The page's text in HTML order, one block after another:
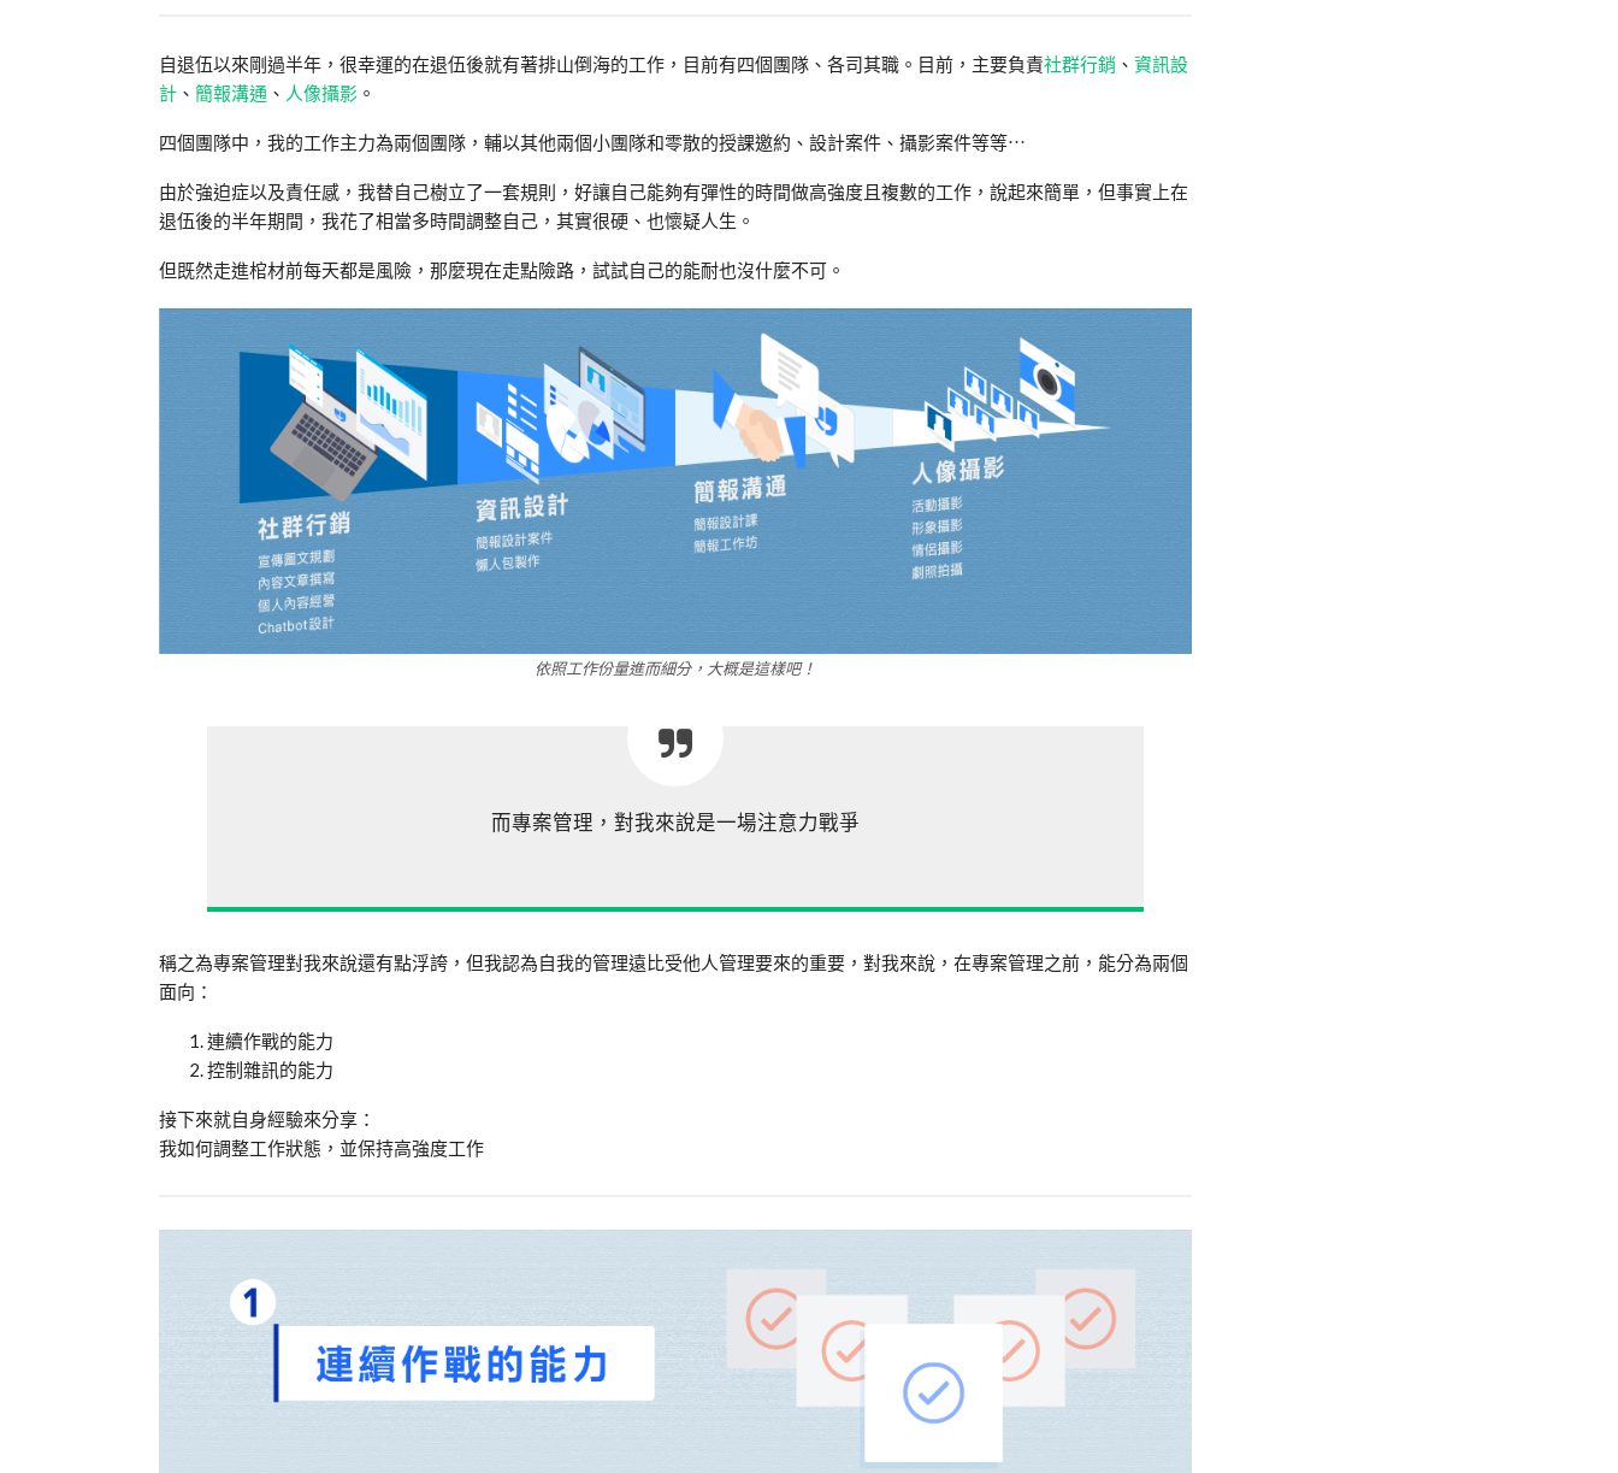
自退伍以來剛過半年，很幸運的在退伍後就有著排山倒海的工作，目前有四個團隊、各司其職。目前，主要負責社群行銷 、 資訊設
計 、 簡報溝通 、 人像攝影 。
四個團隊中，我的工作主力為兩個團隊，輔以其他兩個小團隊和零散的授課邀約、設計案件、攝影案件等等⋯
由於強迫症以及責任感，我替自己樹立了一套規則，好讓自己能夠有彈性的時間做高強度且複數的工作，說起來簡單，但事實上在
退伍後的半年期間，我花了相當多時間調整自己，其實很硬、也懷疑人生。
但既然走進棺材前每天都是風險，那麼現在走點險路，試試自己的能耐也沒什麼不可。
依照工作份量進而細分，大概是這樣吧！
而專案管理，對我來說是一場注意力戰爭
稱之為專案管理對我來說還有點浮誇，但我認為自我的管理遠比受他人管理要來的重要，對我來說，在專案管理之前，能分為兩個
面向：
連續作戰的能力
控制雜訊的能力
接下來就自身經驗來分享：
我如何調整工作狀態，並保持高強度工作